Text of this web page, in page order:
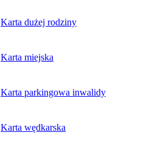
Karta dużej rodziny
Karta miejska
Karta parkingowa inwalidy
Karta wędkarska